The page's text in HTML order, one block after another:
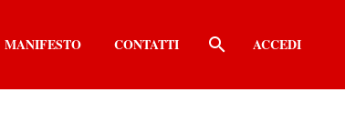
MANIFESTO CONTATTI ACCEDI